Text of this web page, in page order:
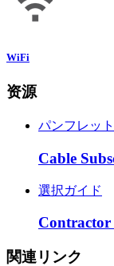
WiFi
资源
パンフレット
Cable
選択ガイド
Contractor
関連リンク